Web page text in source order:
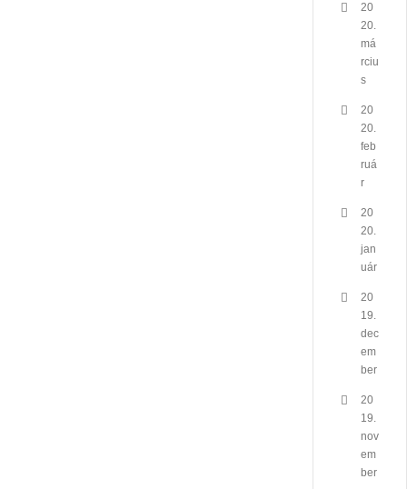
20
20.
má
rciu
s
20
20.
feb
ruá
r
20
20.
jan
uár
20
19.
dec
em
ber
20
19.
nov
em
ber